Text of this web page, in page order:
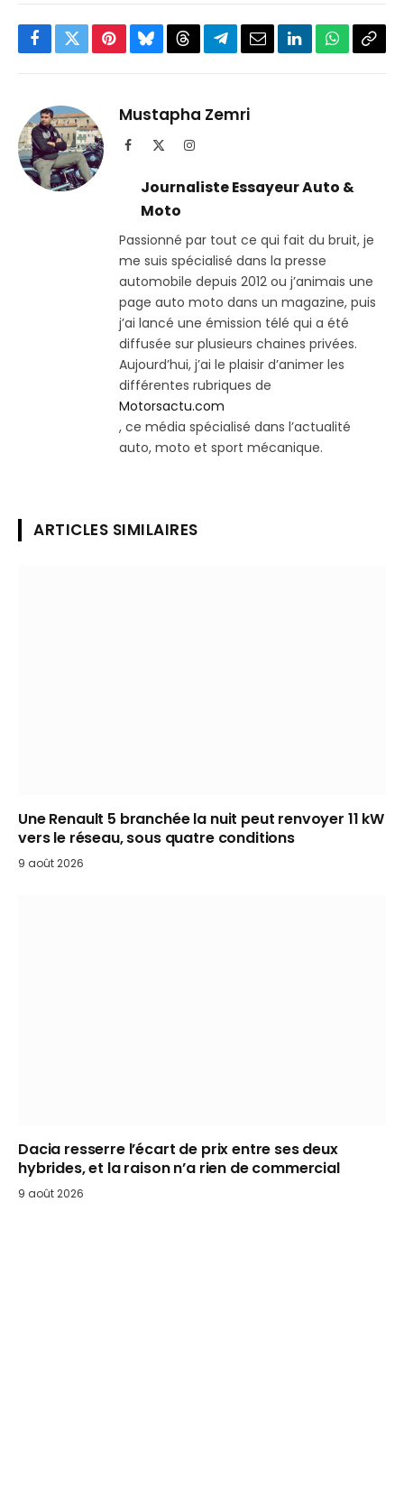
Facebook
TwitterPinterestBlueskyThreadsPartager
Telegram
EmailLinkedInWhatsApp
Mustapha Zemri
Facebook Instagram
Journaliste Essayeur Auto &
Moto
Passionné par tout ce qui fait du bruit, je
me suis spécialisé dans la presse
automobile depuis 2012 ou j’animais une
page auto moto dans un magazine, puis
j’ai lancé une émission télé qui a été
diffusée sur plusieurs chaines privées.
Aujourd’hui, j’ai le plaisir d’animer les
différentes rubriques de
Motorsactu.com
, ce média spécialisé dans l’actualité
auto, moto et sport mécanique.
ARTICLES SIMILAIRES
Une Renault 5 branchée la nuit peut renvoyer 11 kW
vers le réseau, sous quatre conditions
9 août 2026
Dacia resserre l’écart de prix entre ses deux
hybrides, et la raison n’a rien de commercial
9 août 2026